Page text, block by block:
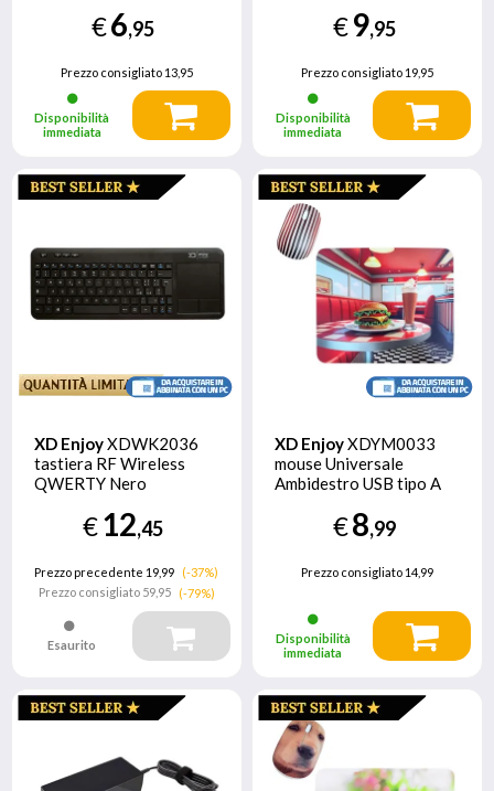
€6,95
Prezzo consigliato13,95
Disponibilità
immediata
€9,95
Prezzo consigliato 19,95
Disponibilità
immediata
XD EnjoyXDWK2036
tastiera RF Wireless
QWERTY Nero
€12,45
Prezzo precedente 19,99
(-37%)
Prezzo consigliato59,95 (-79%)
Esaurito
XD EnjoyXDYM0033
mouse Universale
Ambidestro USB tipo A
€8,99
Prezzo consigliato 14,99
Disponibilità
immediata